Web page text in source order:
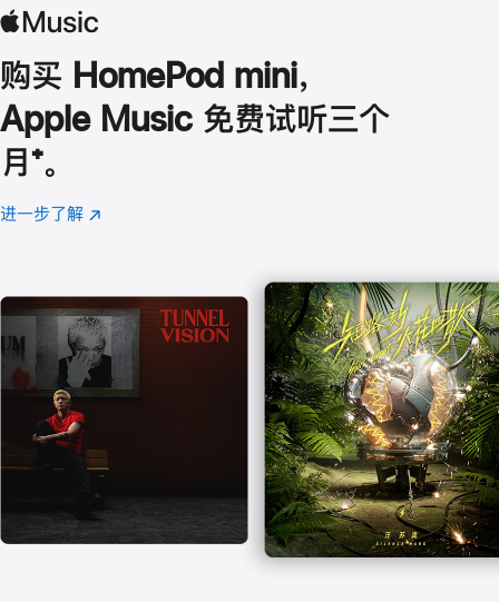
购买 HomePod mini，
Apple Music 免费试听三个
月 脚
注
⁺。
进一步了解 Apple
(在
口
中
打
开)